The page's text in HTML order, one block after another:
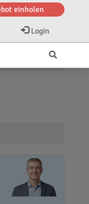
einholen
Login